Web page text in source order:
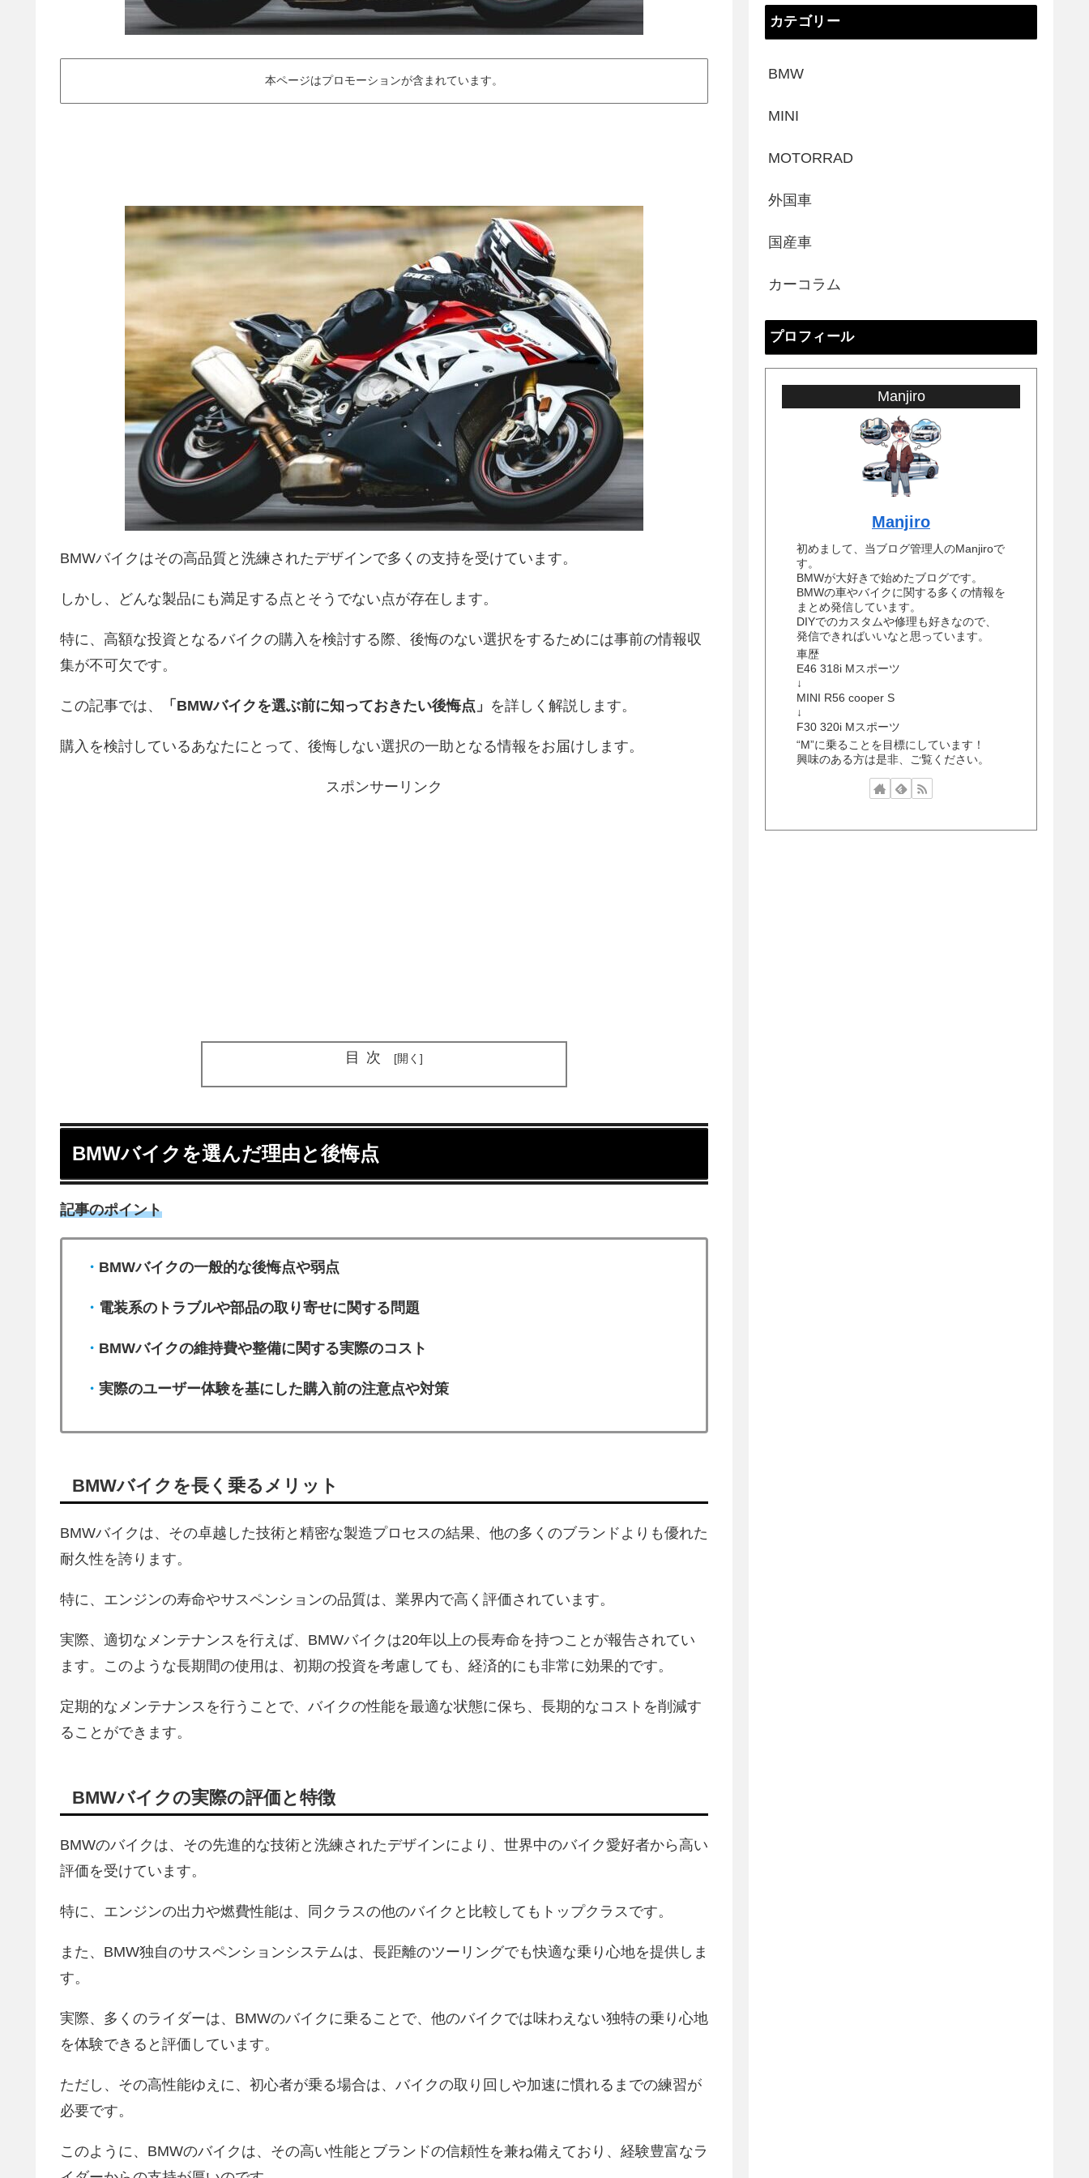
本ページはプロモーションが含まれています。
BMWバイクはその高品質と洗練されたデザインで多くの支持を受けています。
しかし、どんな製品にも満足する点とそうでない点が存在します。
特に、高額な投資となるバイクの購入を検討する際、後悔のない選択をするためには事前の情報収
集が不可欠です。
この記事では、 「BMWバイクを選ぶ前に知っておきたい後悔点」 を詳しく解説します。
購入を検討しているあなたにとって、後悔しない選択の一助となる情報をお届けします。
スポンサーリンク
目次
BMWバイクを選んだ理由と後悔点
記事のポイント
・ BMWバイクの一般的な後悔点や弱点
・ 電装系のトラブルや部品の取り寄せに関する問題
・ BMWバイクの維持費や整備に関する実際のコスト
・ 実際のユーザー体験を基にした購入前の注意点や対策
BMWバイクを長く乗るメリット
BMWバイクは、その卓越した技術と精密な製造プロセスの結果、他の多くのブランドよりも優れた
耐久性を誇ります。
特に、エンジンの寿命やサスペンションの品質は、業界内で高く評価されています。
実際、適切なメンテナンスを行えば、BMWバイクは20年以上の長寿命を持つことが報告されてい
ます。このような長期間の使用は、初期の投資を考慮しても、経済的にも非常に効果的です。
定期的なメンテナンスを行うことで、バイクの性能を最適な状態に保ち、長期的なコストを削減す
ることができます。
BMWバイクの実際の評価と特徴
BMWのバイクは、その先進的な技術と洗練されたデザインにより、世界中のバイク愛好者から高い
評価を受けています。
特に、エンジンの出力や燃費性能は、同クラスの他のバイクと比較してもトップクラスです。
また、BMW独自のサスペンションシステムは、長距離のツーリングでも快適な乗り心地を提供しま
す。
実際、多くのライダーは、BMWのバイクに乗ることで、他のバイクでは味わえない独特の乗り心地
を体験できると評価しています。
ただし、その高性能ゆえに、初心者が乗る場合は、バイクの取り回しや加速に慣れるまでの練習が
必要です。
このように、BMWのバイクは、その高い性能とブランドの信頼性を兼ね備えており、経験豊富なラ
カテゴリー
BMW
MINI
MOTORRAD
外国車
国産車
カーコラム
プロフィール
Manjiro
Manjiro
初めまして、当ブログ管理人のManjiroで
す。
BMWが大好きで始めたブログです。
BMWの車やバイクに関する多くの情報を
まとめ発信しています。
DIYでのカスタムや修理も好きなので、
発信できればいいなと思っています。
車歴
E46 318i Mスポーツ
↓
MINI R56 cooper S
↓
F30 320i Mスポーツ
“M”に乗ることを目標にしています！
興味のある方は是非、ご覧ください。